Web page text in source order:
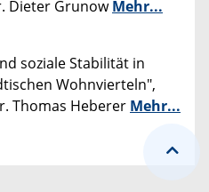
Dieter GrunowMehr...
soziale Stabilität in
Wohnvierteln",
Thomas Heberer Mehr...